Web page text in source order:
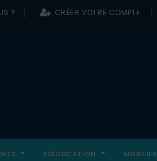
? CRÉER VOTRE COMPTE
RÉÉDUCATION MOBILIER